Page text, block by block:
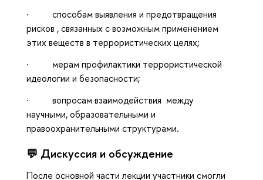
· способам выявления и предотвращения
рисков , связанных с возможным применением
этих веществ в террористических целях;
· мерам профилактики террористической
идеологии и безопасности;
· вопросам взаимодействия между
научными, образовательными и
правоохранительными структурами.
💬 Дискуссия и обсуждение
После основной части лекции участники смогли